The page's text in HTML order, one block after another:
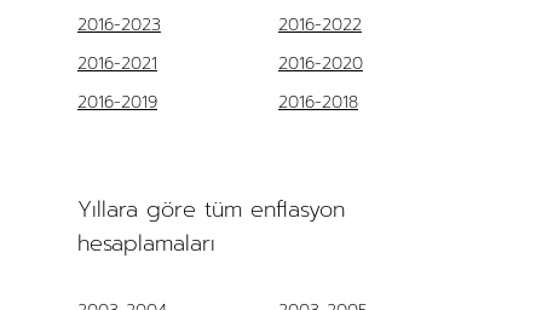
2016-2023
2016-2022
2016-2021
2016-2020
2016-2019
2016-2018
Yıllara göre tüm enflasyon
hesaplamaları